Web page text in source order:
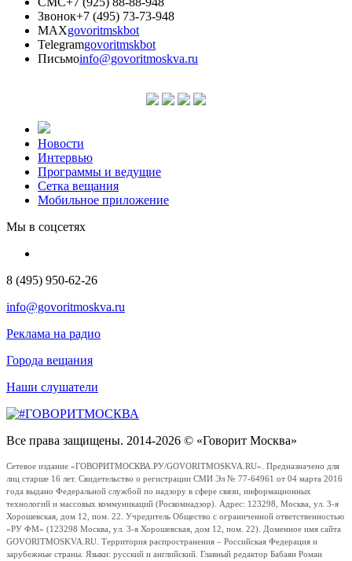
Звонок+7 (495) 73-73-948
MAXgovoritmskbot
Telegramgovoritmskbot
Письмоinfo@govoritmoskva.ru
Новости
Интервью
Программы и ведущие
Сетка вещания
Мобильное приложение
Мы в соцсетях
8 (495) 950-62-26
info@govoritmoskva.ru
Реклама на радио
Города вещания
Наши слушатели
Все права защищены. 2014-2026 © «Говорит Москва»
Сетевое издание «ГОВОРИТМОСКВА.РУ/GOVORITMOSKVA.RU». Предназначено для
лиц старше 16 лет. Свидетельство о регистрации СМИ Эл № 77-64961 от 04 марта 2016
года выдано Федеральной службой по надзору в сфере связи, информационных
технологий и массовых коммуникаций (Роскомнадзор). Адрес: 123298, Москва, ул. 3-я
Хорошевская, дом 12, пом. 22. Учредитель Общество с ограниченной ответственностью
«РУ ФМ» (123298 Москва, ул. 3-я Хорошевская, дом 12, пом. 22). Доменное имя сайта
GOVORITMOSKVA.RU. Территория распространения – Российская Федерация и
зарубежные страны. Языки: русский и английский. Главный редактор Бабаян Роман